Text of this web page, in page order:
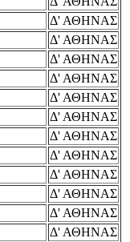
Δ' ΑΘΗΝΑΣ
Δ' ΑΘΗΝΑΣ
Δ' ΑΘΗΝΑΣ
Δ' ΑΘΗΝΑΣ
Δ' ΑΘΗΝΑΣ
Δ' ΑΘΗΝΑΣ
Δ' ΑΘΗΝΑΣ
Δ' ΑΘΗΝΑΣ
Δ' ΑΘΗΝΑΣ
Δ' ΑΘΗΝΑΣ
Δ' ΑΘΗΝΑΣ
Δ' ΑΘΗΝΑΣ